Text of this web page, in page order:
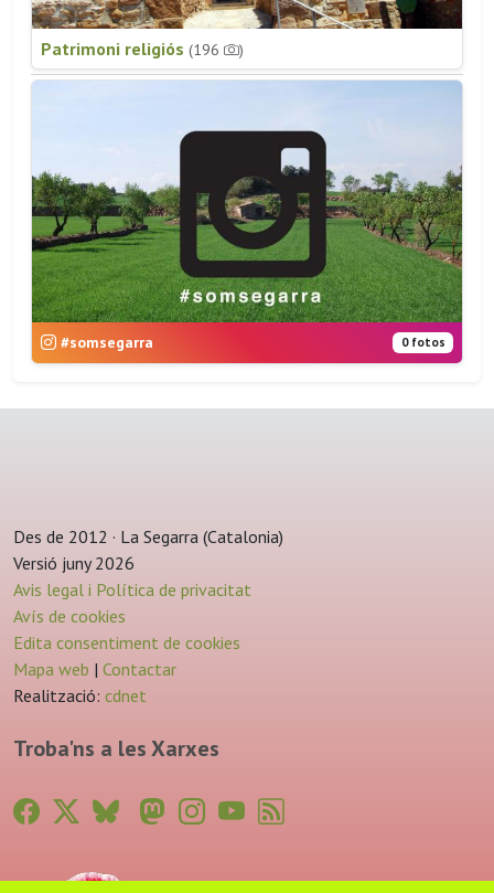
Patrimoni religiós (196 )
#somsegarra 0 fotos
Des de 2012 · La Segarra (Catalonia)
Versió juny 2026
Avis legal i Política de privacitat
Avís de cookies
Edita consentiment de cookies
Mapa web | Contactar
Realització: cdnet
Troba'ns a les Xarxes